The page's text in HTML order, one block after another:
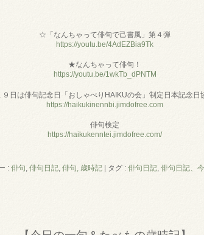
☆「なんちゃって俳句で己書風」第４弾
https://youtu.be/4AdEZBia9Tk
★なんちゃって俳句！
https://youtu.be/1wkTb_dPNTM
日は俳句記念日「おしゃべりHAIKUの会」制定日本記念日
https://haikukinennbi.jimdofree.com
俳句検定
https://haikukenntei.jimdofree.com/
: 俳句 俳句日記 俳句, 歳時記 タグ : 俳句日記 俳句日記、